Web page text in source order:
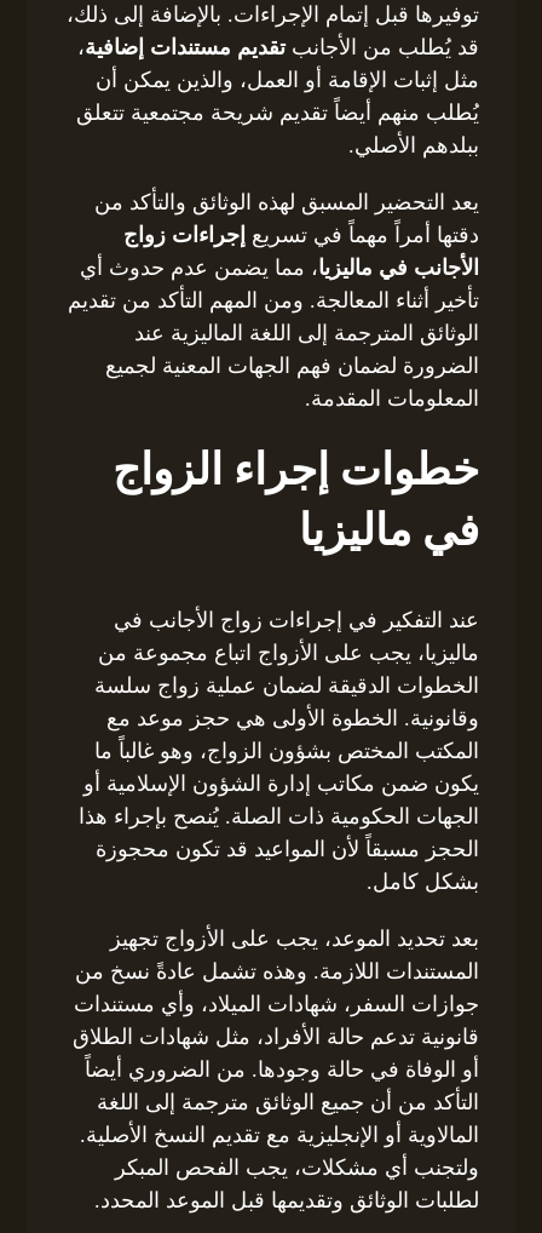
توفيرها قبل إتمام الإجراءات. بالإضافة إلى ذلك،
قد يُطلب من الأجانبتقديم مستندات إضافية،
مثل إثبات الإقامة أو العمل، والذين يمكن أن
يُطلب منهم أيضاً تقديم شريحة مجتمعية تتعلق
ببلدهم الأصلي.
يعد التحضير المسبق لهذه الوثائق والتأكد من
دقتها أمراً مهماً في تسريع إجراءات زواج
الأجانب في ماليزيا، مما يضمن عدم حدوث أي
تأخير أثناء المعالجة. ومن المهم التأكد من تقديم
الوثائق المترجمة إلى اللغة الماليزية عند
الضرورة لضمان فهم الجهات المعنية لجميع
المعلومات المقدمة.
خطوات إجراء الزواج
في ماليزيا
عند التفكير في إجراءات زواج الأجانب في
ماليزيا، يجب على الأزواج اتباع مجموعة من
الخطوات الدقيقة لضمان عملية زواج سلسة
وقانونية. الخطوة الأولى هي حجز موعد مع
المكتب المختص بشؤون الزواج، وهو غالباً ما
يكون ضمن مكاتب إدارة الشؤون الإسلامية أو
الجهات الحكومية ذات الصلة. يُنصح بإجراء هذا
الحجز مسبقاً لأن المواعيد قد تكون محجوزة
بشكل كامل.
بعد تحديد الموعد، يجب على الأزواج تجهيز
المستندات اللازمة. وهذه تشمل عادةً نسخ من
جوازات السفر، شهادات الميلاد، وأي مستندات
قانونية تدعم حالة الأفراد، مثل شهادات الطلاق
أو الوفاة في حالة وجودها. من الضروري أيضاً
التأكد من أن جميع الوثائق مترجمة إلى اللغة
المالاوية أو الإنجليزية مع تقديم النسخ الأصلية.
ولتجنب أي مشكلات، يجب الفحص المبكر
لطلبات الوثائق وتقديمها قبل الموعد المحدد.